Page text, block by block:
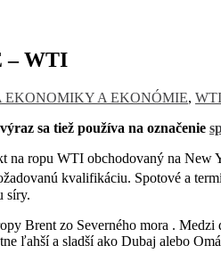
– WTI
EKONOMIKY A EKONÓMIE, WTI
sa tiež používa na označenie
ropu WTI obchodovaný na
kvalifikáciu. Spotové a
síry.
Brent zo Severného mora .
ľahší a sladší ako Dubaj alebo